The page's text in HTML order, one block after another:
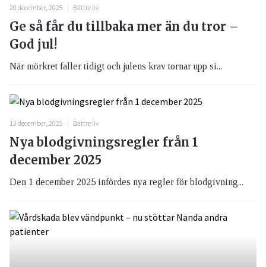
20 december, 2025 Bättre liv
Ge så får du tillbaka mer än du tror –
God jul!
När mörkret faller tidigt och julens krav tornar upp si...
13 december, 2025 Bättre liv
Nya blodgivningsregler från 1
december 2025
Den 1 december 2025 infördes nya regler för blodgivning...